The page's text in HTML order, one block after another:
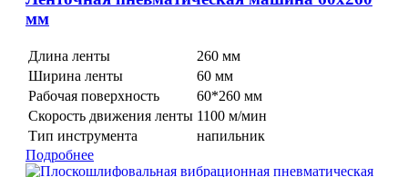
мм
Длина ленты
260 мм
Ширина ленты
60 мм
Рабочая поверхность
60*260 мм
Скорость движения ленты 1100 м/мин
Тип инструмента
напильник
Подробнее